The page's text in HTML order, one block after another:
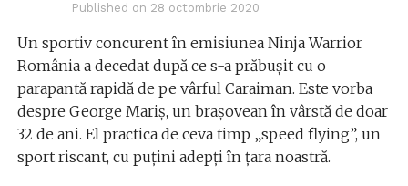
Published on 28 octombrie 2020
Un sportiv concurent în emisiunea Ninja Warrior
România a decedat după ce s-a prăbușit cu o
parapantă rapidă de pe vârful Caraiman. Este vorba
despre George Mariș, un brașovean în vârstă de doar
32 de ani. El practica de ceva timp „speed flying”, un
sport riscant, cu puțini adepți în țara noastră.